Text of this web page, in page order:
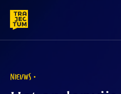
content
NIEUWS